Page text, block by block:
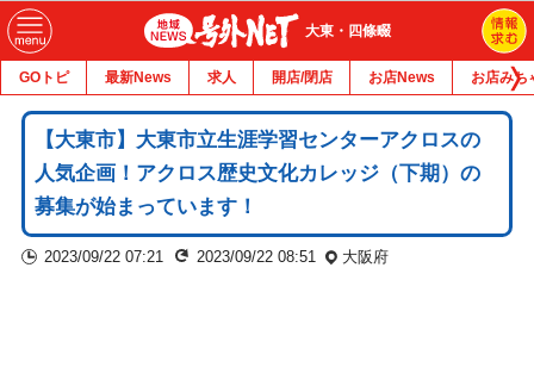
大東・四條畷
GOトピ 最新News 求人 開店/閉店 お店News お店みち
【大東市】大東市立生涯学習センターアクロスの
人気企画！アクロス歴史文化カレッジ（下期）の
募集が始まっています！
2023/09/22 07:21 2023/09/22 08:51 大阪府